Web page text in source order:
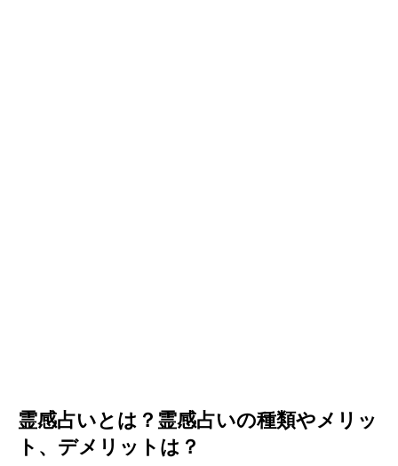
霊感占いとは？霊感占いの種類やメリッ
ト、デメリットは？